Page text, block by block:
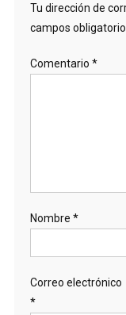
Tu dirección de
campos
Comentario *
Nombre *
Correo electrónico
*